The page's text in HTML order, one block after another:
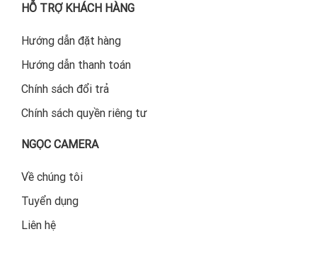
HỖ TRỢ KHÁCH HÀNG
Hướng dẫn đặt hàng
Hướng dẫn thanh toán
Chính sách đổi trả
Chính sách quyền riêng tư
NGỌC CAMERA
Về chúng tôi
Tuyển dụng
Liên hệ